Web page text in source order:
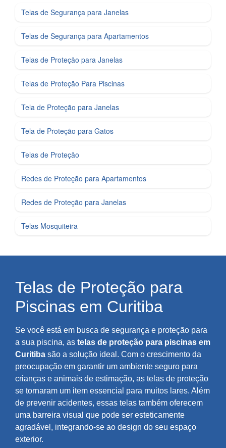
Telas de Segurança para Janelas
Telas de Segurança para Apartamentos
Telas de Proteção para Janelas
Telas de Proteção Para Piscinas
Tela de Proteção para Janelas
Tela de Proteção para Gatos
Telas de Proteção
Redes de Proteção para Apartamentos
Redes de Proteção para Janelas
Telas Mosquiteira
Telas de Proteção para
Piscinas em Curitiba
Se você está em busca de segurança e proteção para
a sua piscina, as telas de proteção para piscinas em
Curitiba são a solução ideal. Com o crescimento da
preocupação em garantir um ambiente seguro para
crianças e animais de estimação, as telas de proteção
se tornaram um item essencial para muitos lares. Além
de prevenir acidentes, essas telas também oferecem
uma barreira visual que pode ser esteticamente
agradável, integrando-se ao design do seu espaço
exterior.